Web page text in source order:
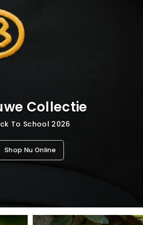
Collectie
To School 2026
Shop Nu Online